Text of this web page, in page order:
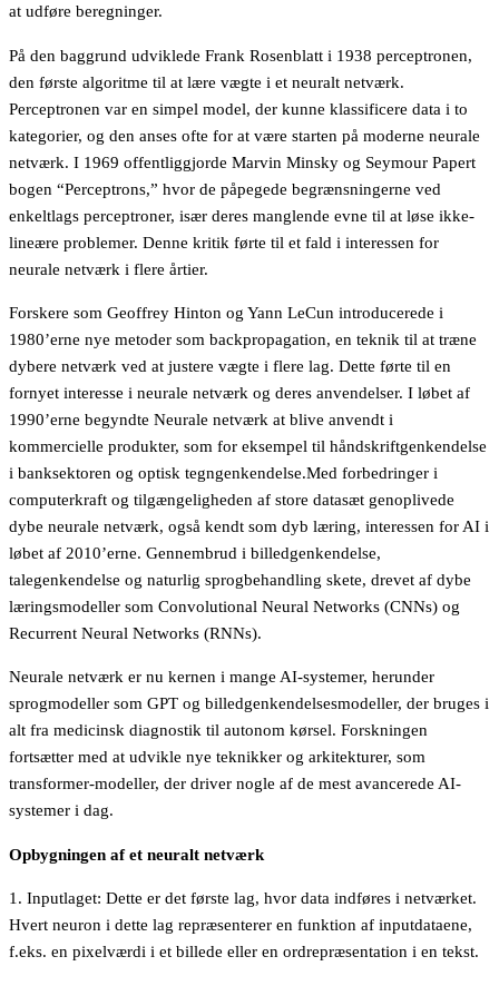
at udføre beregninger.
På den baggrund udviklede Frank Rosenblatt i 1938 perceptronen,
den første algoritme til at lære vægte i et neuralt netværk.
Perceptronen var en simpel model, der kunne klassificere data i to
kategorier, og den anses ofte for at være starten på moderne neurale
netværk. I 1969 offentliggjorde Marvin Minsky og Seymour Papert
bogen “Perceptrons,” hvor de påpegede begrænsningerne ved
enkeltlags perceptroner, især deres manglende evne til at løse ikke-
lineære problemer. Denne kritik førte til et fald i interessen for
neurale netværk i flere årtier.
Forskere som Geoffrey Hinton og Yann LeCun introducerede i
1980’erne nye metoder som backpropagation, en teknik til at træne
dybere netværk ved at justere vægte i flere lag. Dette førte til en
fornyet interesse i neurale netværk og deres anvendelser. I løbet af
1990’erne begyndte Neurale netværk at blive anvendt i
kommercielle produkter, som for eksempel til håndskriftgenkendelse
i banksektoren og optisk tegngenkendelse.Med forbedringer i
computerkraft og tilgængeligheden af store datasæt genoplivede
dybe neurale netværk, også kendt som dyb læring, interessen for AI i
løbet af 2010’erne. Gennembrud i billedgenkendelse,
talegenkendelse og naturlig sprogbehandling skete, drevet af dybe
læringsmodeller som Convolutional Neural Networks (CNNs) og
Recurrent Neural Networks (RNNs).
Neurale netværk er nu kernen i mange AI-systemer, herunder
sprogmodeller som GPT og billedgenkendelsesmodeller, der bruges i
alt fra medicinsk diagnostik til autonom kørsel. Forskningen
fortsætter med at udvikle nye teknikker og arkitekturer, som
transformer-modeller, der driver nogle af de mest avancerede AI-
systemer i dag.
Opbygningen af et neuralt netværk
1. Inputlaget: Dette er det første lag, hvor data indføres i netværket.
Hvert neuron i dette lag repræsenterer en funktion af inputdataene,
f.eks. en pixelværdi i et billede eller en ordrepræsentation i en tekst.